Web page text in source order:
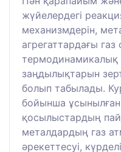
жүйелердегі
механизмдерін,
агрегаттардағы
термодинамикалық
заңдылықтарын
болып табылады.
бойынша
қосылыстардың
металдардың газ
әрекеттесуі,